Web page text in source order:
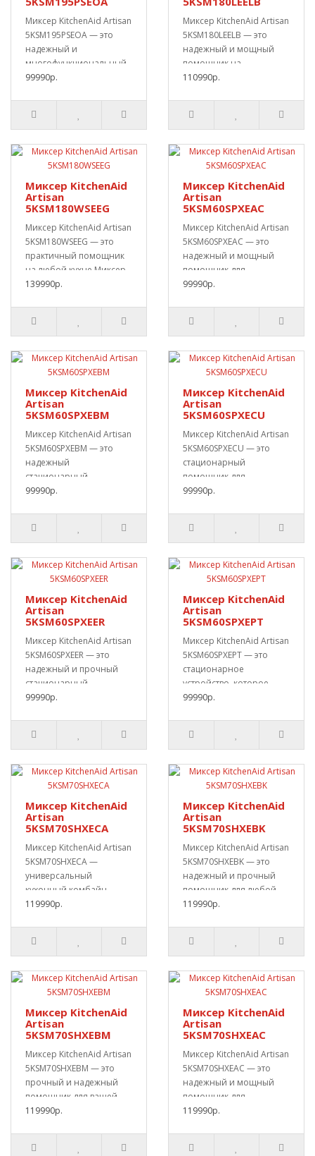
Миксер KitchenAid Artisan
5KSM195PSEOA — это
надежный и
многофункциональный
помощник для вашей
99990р.
Миксер KitchenAid Artisan
5KSM180LEELB — это
надежный и мощный
помощник на
кухне.Миксер отлично
110990р.
Миксер KitchenAid
Artisan
5KSM180WSEEG
Миксер KitchenAid Artisan
5KSM180WSEEG — это
практичный помощник
на любой кухне.Миксер
отлично справ..
139990р.
Миксер KitchenAid
Artisan
5KSM60SPXEAC
Миксер KitchenAid Artisan
5KSM60SPXEAC — это
надежный и мощный
помощник для
домашней
99990р.
Миксер KitchenAid
Artisan
5KSM60SPXEBM
Миксер KitchenAid Artisan
5KSM60SPXEBM — это
надежный
стационарный
помощник для
99990р.
Миксер KitchenAid
Artisan
5KSM60SPXECU
Миксер KitchenAid Artisan
5KSM60SPXECU — это
стационарный
помощник для
домашней кухни.Он
99990р.
Миксер KitchenAid
Artisan
5KSM60SPXEER
Миксер KitchenAid Artisan
5KSM60SPXEER — это
надежный и прочный
стационарный
помощник для кухни.Он
99990р.
Миксер KitchenAid
Artisan
5KSM60SPXEPT
Миксер KitchenAid Artisan
5KSM60SPXEPT — это
стационарное
устройство, которое
сделает процесс пригот..
99990р.
Миксер KitchenAid
Artisan
5KSM70SHXECA
Миксер KitchenAid Artisan
5KSM70SHXECA —
универсальный
кухонный комбайн
готовый справится с
119990р.
Миксер KitchenAid
Artisan
5KSM70SHXEBK
Миксер KitchenAid Artisan
5KSM70SHXEBK — это
надежный и прочный
помощник для любой
кухни.Он отлично ..
119990р.
Миксер KitchenAid
Artisan
5KSM70SHXEBM
Миксер KitchenAid Artisan
5KSM70SHXEBM — это
прочный и надежный
помощник для вашей
кухни.Он поможет ..
119990р.
Миксер KitchenAid
Artisan
5KSM70SHXEAC
Миксер KitchenAid Artisan
5KSM70SHXEAC — это
надежный и мощный
помощник для
домашней кухни.Идеа..
119990р.